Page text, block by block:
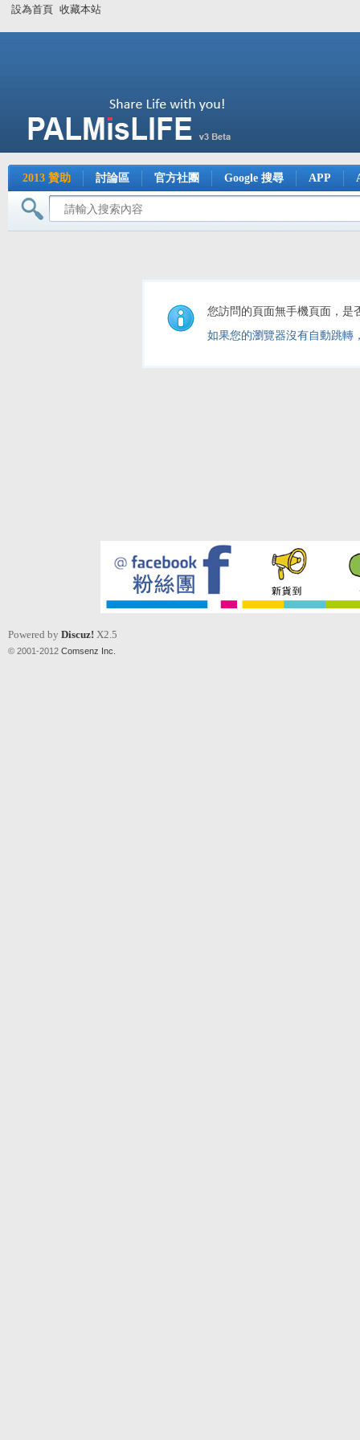
設為首頁 收藏本站
2013 贊助 討論區 官方社團 Google 搜尋 APP
您訪問的頁面無手機頁面，是
如果您的瀏覽器沒有自動跳轉
Powered by Discuz! X2.5
© 2001-2012 Comsenz Inc.